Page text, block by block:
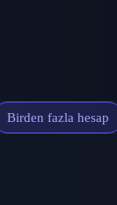
Birden fazla hesap